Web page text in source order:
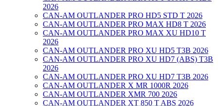
2026
CAN-AM OUTLANDER PRO HD5 STD T 2026
CAN-AM OUTLANDER PRO MAX HD8 T 2026
CAN-AM OUTLANDER PRO MAX XU HD10 T
2026
CAN-AM OUTLANDER PRO XU HD5 T3B 2026
CAN-AM OUTLANDER PRO XU HD7 (ABS) T3B
2026
CAN-AM OUTLANDER PRO XU HD7 T3B 2026
CAN-AM OUTLANDER X MR 1000R 2026
CAN-AM OUTLANDER XMR 700 2026
CAN-AM OUTLANDER XT 850 T ABS 2026